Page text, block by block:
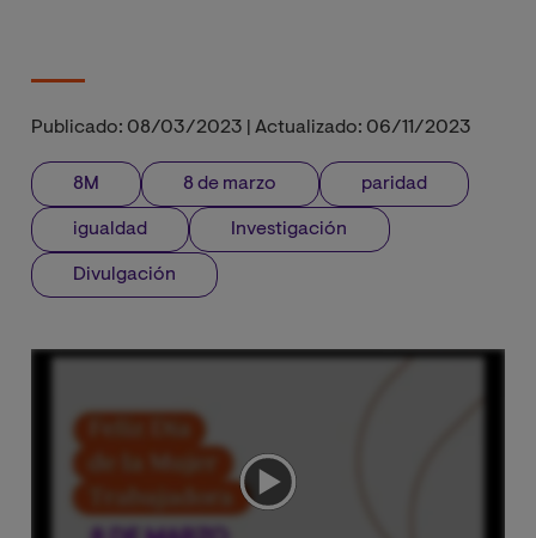
Publicado: 08/03/2023 Actualizado: 06/11/2023
8M 8 de marzo paridad
igualdad Investigación
Divulgación